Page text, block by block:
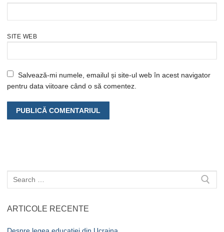
SITE WEB
Salvează-mi numele, emailul și site-ul web în acest navigator
pentru data viitoare când o să comentez.
Caută
după:
ARTICOLE RECENTE